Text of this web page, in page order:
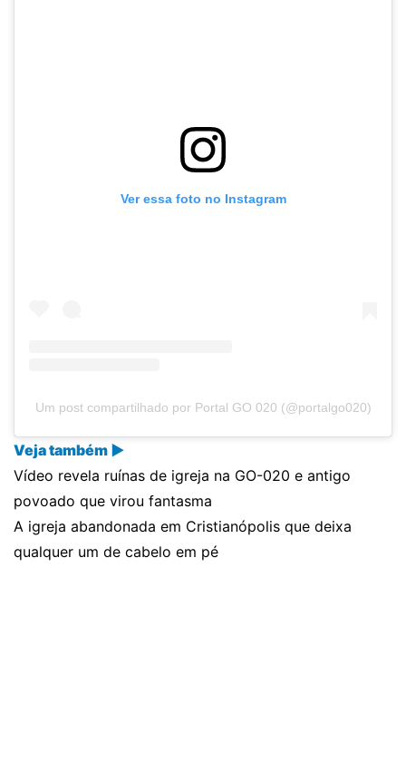
Ver essa foto no Instagram
Um post compartilhado por Portal GO 020 (@portalgo020)
Veja também ▶
Vídeo revela ruínas de igreja na GO-020 e antigo
povoado que virou fantasma
A igreja abandonada em Cristianópolis que deixa
qualquer um de cabelo em pé